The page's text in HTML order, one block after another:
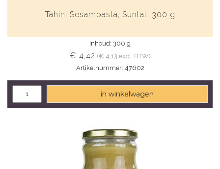
Tahini Sesampasta, Suntat, 300 g
Inhoud: 300 g
€ 4,42 (€ 4,13 excl. BTW)
Artikelnummer: 47602
in winkelwagen